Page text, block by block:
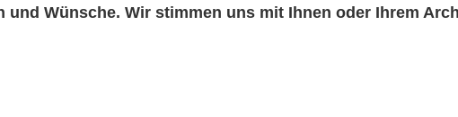
und Wün­sche. Wir stim­men uns mit Ihnen oder Ihrem